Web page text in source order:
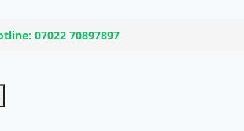
07022 70897897